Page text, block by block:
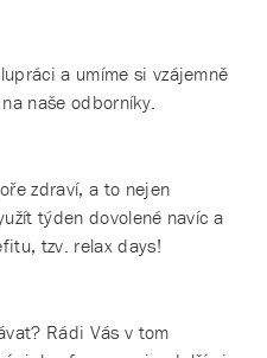
a umíme si vzájemně
naše odborníky.
zdraví, a to nejen
týden dovolené navíc a
tzv. relax days!
Rádi Vás v tom